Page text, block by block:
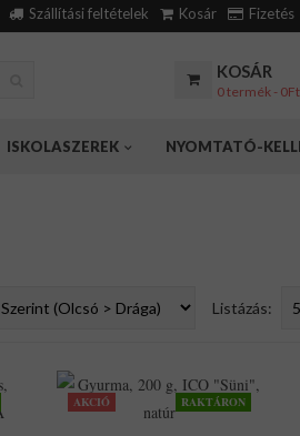
Szállítási feltételek Kosár Fizetés
KOSÁR
0 termék - 0Ft
ISKOLASZEREK NYOMTATÓ-
Listázás:
AKCIÓ RAKTÁRON